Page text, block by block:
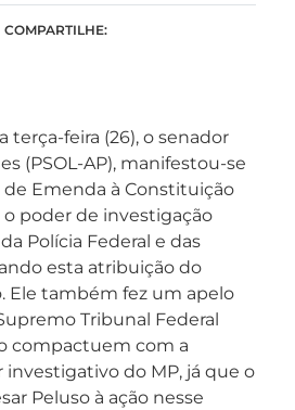
COMPARTILHE:
terça-feira (26), o senador
(PSOL-AP), manifestou-se
Emenda à Constituição
o poder de investigação
Polícia Federal e das
esta atribuição do
Ele também fez um apelo
Tribunal Federal
compactuem com a
do MP, já que o
Peluso à ação nesse